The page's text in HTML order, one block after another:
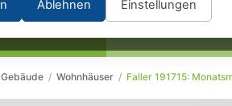
Gebäude / Wohnhäuser / Faller 191715:
Ablehnen Einstellungen